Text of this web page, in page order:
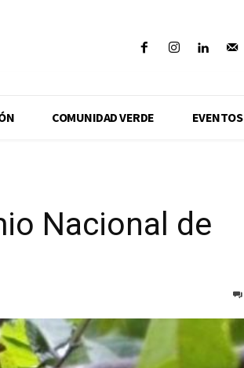
COMUNIDAD VERDE EVENTOS
Nacional de